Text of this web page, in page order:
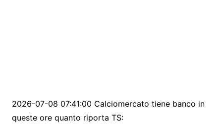
2026-07-08 07:41:00 Calciomercato tiene banco in
queste ore quanto riporta TS: